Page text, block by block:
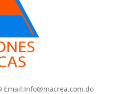
Email:Info@macrea.com.do